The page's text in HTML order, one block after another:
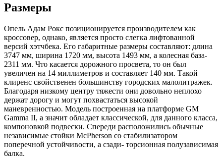
Размеры
Опель Адам Рокс позиционируется производителем как
кроссовер, однако, является просто слегка лифтованной
версий хэтчбека. Его габаритные размеры составляют: длина
3747 мм, ширина 1720 мм, высота 1493 мм, а колесная база-
2311 мм. Что касается дорожного просвета, то он был
увеличен на 14 миллиметров и составляет 140 мм. Такой
клиренс свойственен большинству городских малолитражек.
Благодаря низкому центру тяжести они довольно неплохо
держат дорогу и могут похвастаться высокой
маневренностью. Модель построенная на платформе GM
Gamma II, а значит обладает классической, для данного класса,
компоновкой подвески. Спереди расположились обычные
независимые стойки McPherson со стабилизатором
поперечной устойчивости, а сзади- торсионная полузависимая
балка.